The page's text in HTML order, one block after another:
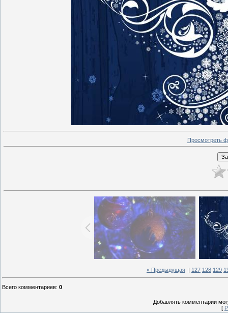
Просмотреть
« Предыдущая 127 128 129
Всего комментариев: 0
Добавлять комментарии
[